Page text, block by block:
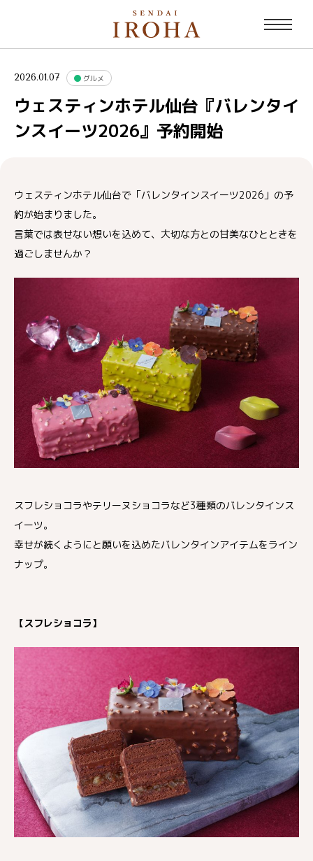
2026.01.07 グルメ
ウェスティンホテル仙台『バレンタイ
ンスイーツ2026』予約開始
ウェスティンホテル仙台で「バレンタインスイーツ2026」の予
約が始まりました。
言葉では表せない想いを込めて、大切な方との甘美なひとときを
過ごしませんか？
スフレショコラやテリーヌショコラなど3種類のバレンタインス
イーツ。
幸せが続くようにと願いを込めたバレンタインアイテムをライン
ナップ。
【スフレショコラ】